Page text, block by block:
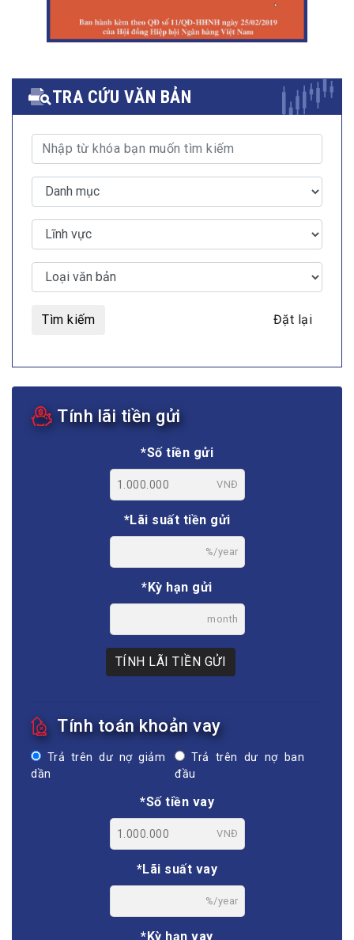
TRA CỨU VĂN BẢN
Tìm kiếm Đặt lại
Tính lãi tiền gửi
*Số tiền gửi
VNĐ
*Lãi suất tiền gửi
%/year
*Kỳ hạn gửi
month
TÍNH LÃI TIỀN GỬI
Tính toán khoản vay
Trả trên dư nợ giảm
dần
Trả trên dư nợ ban
đầu
*Số tiền vay
VNĐ
*Lãi suất vay
%/year
*Kỳ hạn vay